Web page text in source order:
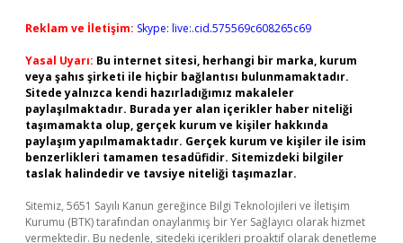
Reklam ve İletişim: Skype: live:.cid.575569c608265c69
Yasal Uyarı: Bu internet sitesi, herhangi bir marka, kurum
veya şahıs şirketi ile hiçbir bağlantısı bulunmamaktadır.
Sitede yalnızca kendi hazırladığımız makaleler
paylaşılmaktadır. Burada yer alan içerikler haber niteliği
taşımamakta olup, gerçek kurum ve kişiler hakkında
paylaşım yapılmamaktadır. Gerçek kurum ve kişiler ile isim
benzerlikleri tamamen tesadüfidir. Sitemizdeki bilgiler
taslak halindedir ve tavsiye niteliği taşımazlar.
Sitemiz, 5651 Sayılı Kanun gereğince Bilgi Teknolojileri ve İletişim
Kurumu (BTK) tarafından onaylanmış bir Yer Sağlayıcı olarak hizmet
vermektedir. Bu nedenle, sitedeki içerikleri proaktif olarak denetleme